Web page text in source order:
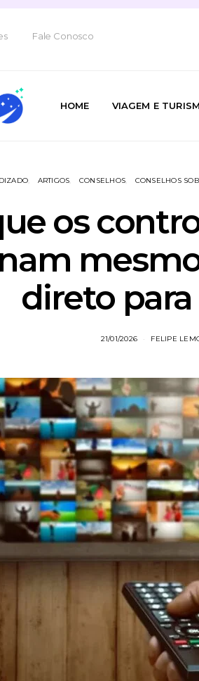
Fale Conosco
HOME VIAGEM E
ARTIGOS CONSELHOS CONSELHOS
os
direto para
21/01/2026 FELIPE